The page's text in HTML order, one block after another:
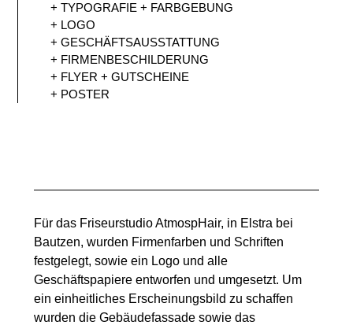
+ TYPOGRAFIE + FARBGEBUNG
+ LOGO
+ GESCHÄFTSAUSSTATTUNG
+ FIRMENBESCHILDERUNG
+ FLYER + GUTSCHEINE
+ POSTER
Für das Friseurstudio AtmospHair, in Elstra bei
Bautzen, wurden Firmenfarben und Schriften
festgelegt, sowie ein Logo und alle
Geschäftspapiere entworfen und umgesetzt. Um
ein einheitliches Erscheinungsbild zu schaffen
wurden die Gebäudefassade sowie das